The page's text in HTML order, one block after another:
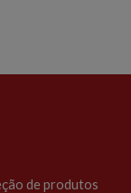
de produtos